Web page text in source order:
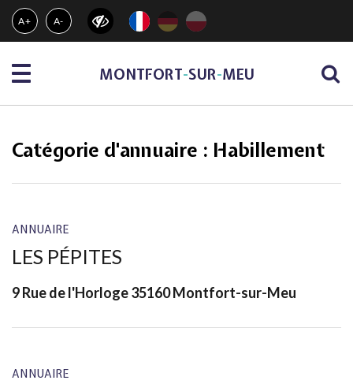
Gestion des traceurs
A+ A-
Menu MONTFORT-SUR-MEU
Catégorie d'annuaire : Habillement
ANNUAIRE
LES PÉPITES
9 Rue de l'Horloge 35160 Montfort-sur-Meu
ANNUAIRE